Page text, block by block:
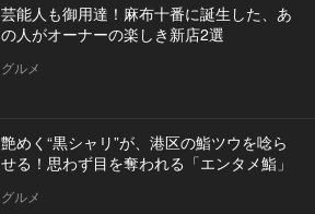
芸能人も御用達！麻布十番に誕生した、あ
の人がオーナーの楽しき新店2選
グルメ
艶めく“黒シャリ”が、港区の鮨ツウを唸ら
せる！思わず目を奪われる「エンタメ鮨」
グルメ